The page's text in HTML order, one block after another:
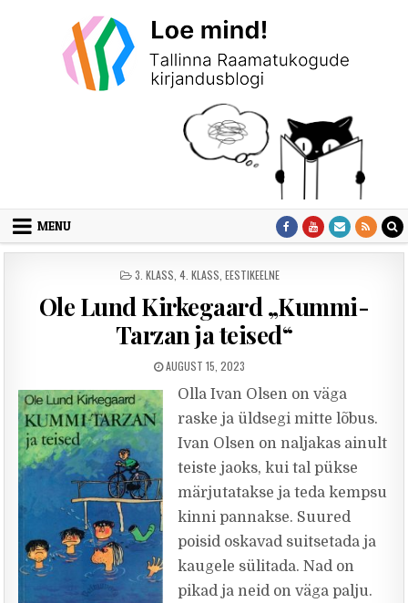
MENU
POSTED IN
3. KLASS 4. KLASS EESTIKEELNE
Ole Lund Kirkegaard „Kummi-
Tarzan ja teised“
PUBLISHED DATE:
AUGUST 15, 2023
Olla Ivan Olsen on väga
raske ja üldsegi mitte lõbus.
Ivan Olsen on naljakas ainult
teiste jaoks, kui tal pükse
märjutatakse ja teda kempsu
kinni pannakse. Suured
poisid oskavad suitsetada ja
kaugele sülitada. Nad on
pikad ja neid on väga palju.